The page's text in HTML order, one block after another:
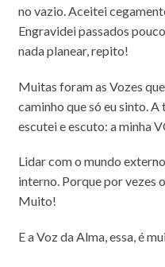
no vazio. Aceitei
Engravidei passados
nada planear, repito!
Muitas foram as Vozes
caminho que só eu sinto.
escutei e escuto: a minha
Lidar com o mundo
interno. Porque por vezes
Muito!
E a Voz da Alma, essa, é